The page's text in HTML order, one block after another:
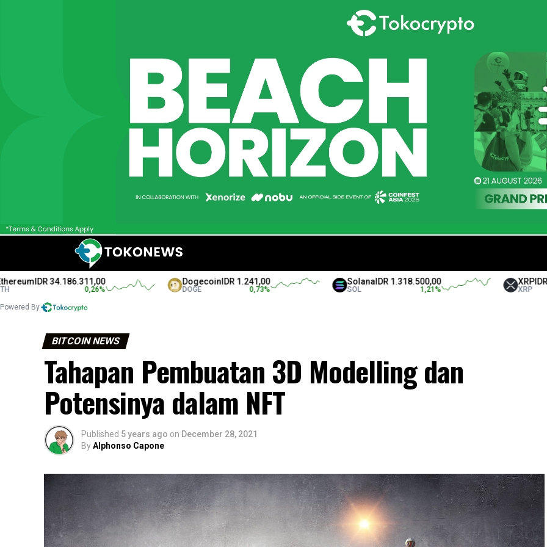
IDR 34.186.311,00 DogecoinIDR 1.241,00
DOGE
SolanaIDR 1.318.500,00 XRP IDR
-1,23
Powered By
BITCOIN NEWS
Tahapan Pembuatan 3D Modelling dan
Potensinya dalam NFT
Published 5 years ago on December 28, 2021
ByAlphonso Capone